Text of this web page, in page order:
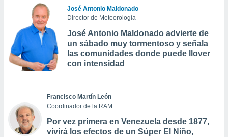
José Antonio Maldonado
Director de Meteorología
José Antonio Maldonado advierte de
un sábado muy tormentoso y señala
las comunidades donde puede llover
con intensidad
Francisco Martín León
Coordinador de la RAM
Por vez primera en Venezuela desde 1877,
vivirá los efectos de un Súper El Niño,